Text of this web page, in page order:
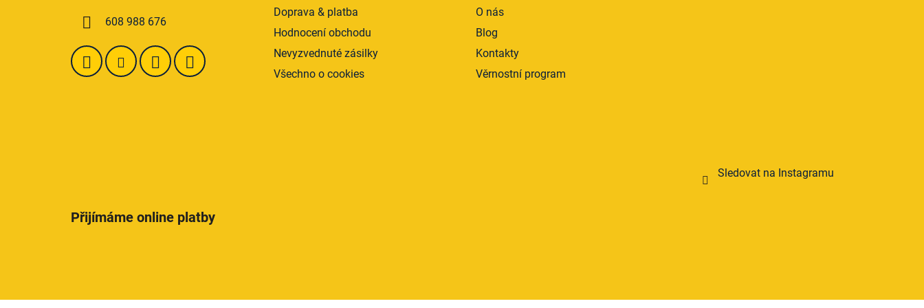
608 988 676
Doprava & platba
Hodnocení obchodu
Nevyzvednuté zásilky
Všechno o cookies
O nás
Blog
Kontakty
Věrnostní program
Sledovat na Instagramu
Přijímáme online platby